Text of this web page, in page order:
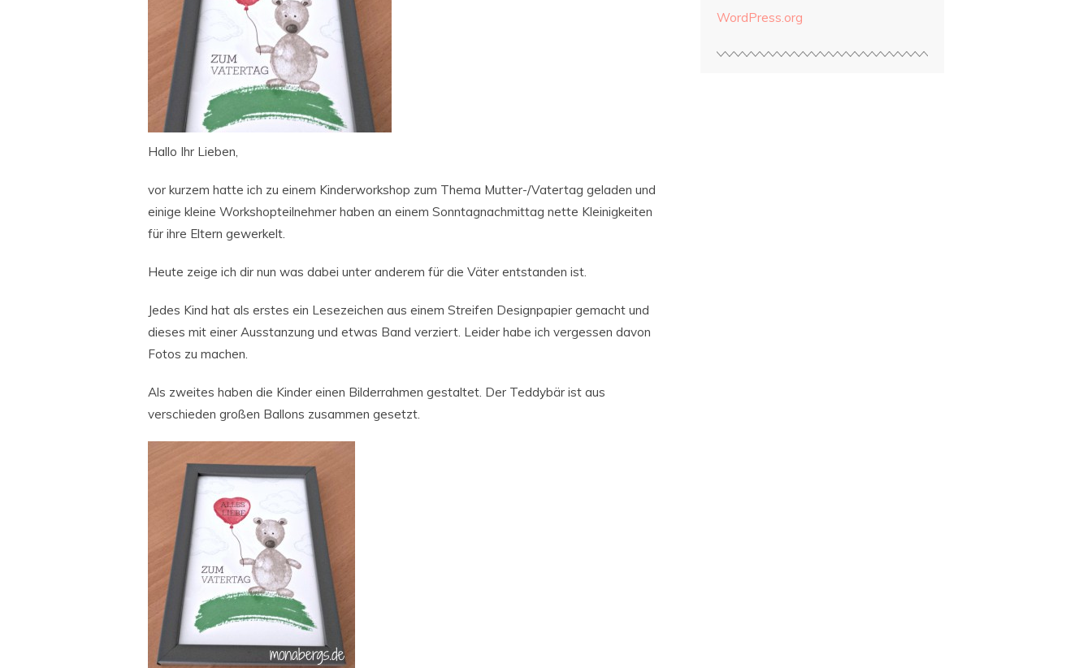
Hallo Ihr Lieben,
vor kurzem hatte ich zu einem Kinderworkshop zum Thema Mutter-/Vatertag geladen und
einige kleine Workshopteilnehmer haben an einem Sonntagnachmittag nette Kleinigkeiten
für ihre Eltern gewerkelt.
Heute zeige ich dir nun was dabei unter anderem für die Väter entstanden ist.
Jedes Kind hat als erstes ein Lesezeichen aus einem Streifen Designpapier gemacht und
dieses mit einer Ausstanzung und etwas Band verziert. Leider habe ich vergessen davon
Fotos zu machen.
Als zweites haben die Kinder einen Bilderrahmen gestaltet. Der Teddybär ist aus
verschieden großen Ballons zusammen gesetzt.
WordPress.org